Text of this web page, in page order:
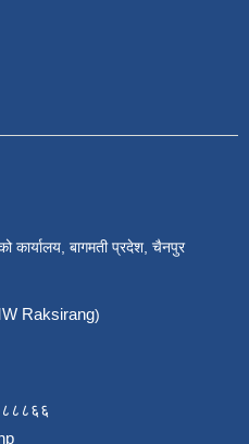
कार्यालय, बागमती प्रदेश, चैनपुर
Raksirang)